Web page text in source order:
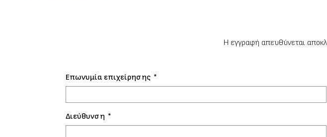
Η εγγραφή απευθύνεται
Επωνυμία επιχείρησης *
Διεύθυνση *